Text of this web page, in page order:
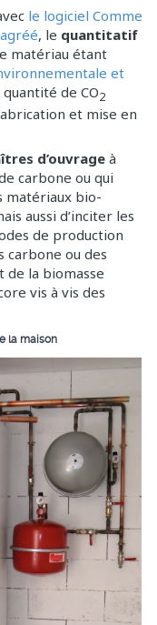
le logiciel Comme
, le quantitatif
matériau étant
et
de CO2
et mise en
d’ouvrageà
carbone ou qui
matériaux bio-
aussi d’inciter les
de production
carbone ou des
de la biomasse
vis à vis des
la maison